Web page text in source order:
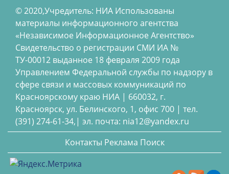
© 2020,Учредитель: НИА Использованы
материалы информационного агентства
«Независимое Информационное Агентство»
Свидетельство о регистрации СМИ ИА №
ТУ-00012 выданное 18 февраля 2009 года
Управлением Федеральной службы по надзору в
сфере связи и массовых коммуникаций по
Красноярскому краю НИА | 660032, г.
Красноярск, ул. Белинского, 1, офис 700 | тел.
(391) 274-61-34,| эл. почта: nia12@yandex.ru
Контакты Реклама Поиск